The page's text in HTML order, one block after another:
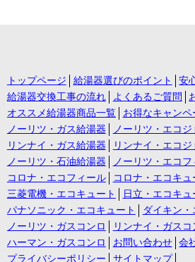
トップページ 給湯器選びのポイント 安
給湯器交換工事の流れ
よくあるご質問
オススメ給湯器商品一覧
お得なキャンペ
ノーリツ・ガス給湯器
ノーリツ・エコ
リンナイ・ガス給湯器
リンナイ・エコジ
ノーリツ・石油給湯器
ノーリツ・エコ
コロナ・エコフィール
コロナ・エコキュ
三菱電機・エコキュート
日立・エコキュ
パナソニック・エコキュート
ダイキン・
ノーリツ・ガスコンロ
リンナイ・ガスコ
ハーマン・ガスコンロ
お問い合わせ
会
プライバシーポリシー
サイトマップ